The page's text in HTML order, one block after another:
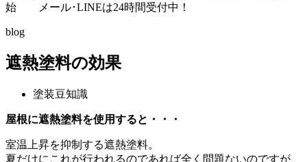
始 メール･LINEは24時間受付中！
blog
遮熱塗料の効果
塗装豆知識
屋根に遮熱塗料を使用すると・・・
室温上昇を抑制する遮熱塗料。
夏だけにこれが行われるのであれば全く問題ないのですが、